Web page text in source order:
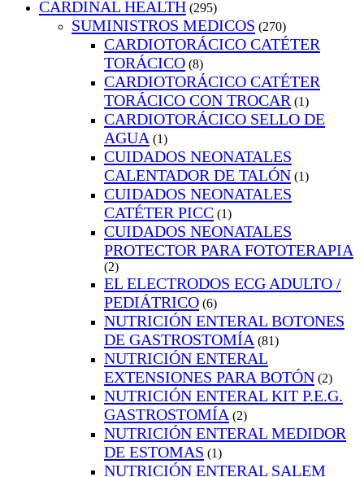
CARDINAL HEALTH (295)
SUMINISTROS MEDICOS (270)
CARDIOTORÁCICO CATÉTER
TORÁCICO (8)
CARDIOTORÁCICO CATÉTER
TORÁCICO CON TROCAR (1)
CARDIOTORÁCICO SELLO DE
AGUA (1)
CUIDADOS NEONATALES
CALENTADOR DE TALÓN (1)
CUIDADOS NEONATALES
CATÉTER PICC (1)
CUIDADOS NEONATALES
PROTECTOR PARA FOTOTERAPIA
(2)
EL ELECTRODOS ECG ADULTO /
PEDIÁTRICO (6)
NUTRICIÓN ENTERAL BOTONES
DE GASTROSTOMÍA (81)
NUTRICIÓN ENTERAL
EXTENSIONES PARA BOTÓN (2)
NUTRICIÓN ENTERAL KIT P.E.G.
GASTROSTOMÍA (2)
NUTRICIÓN ENTERAL MEDIDOR
DE ESTOMAS (1)
NUTRICIÓN ENTERAL SALEM